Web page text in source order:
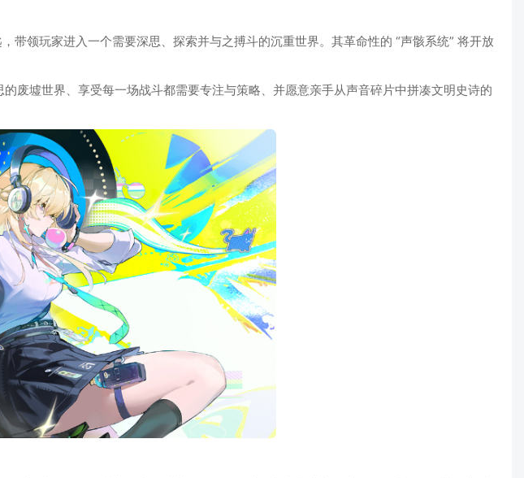
带领玩家进入一个需要深思、探索并与之搏斗的沉重世界。其革命性的 “声骸系统” 将开放
废墟世界、享受每一场战斗都需要专注与策略、并愿意亲手从声音碎片中拼凑文明史诗的